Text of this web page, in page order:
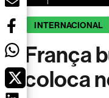
INTERNACIONAL
França
coloca